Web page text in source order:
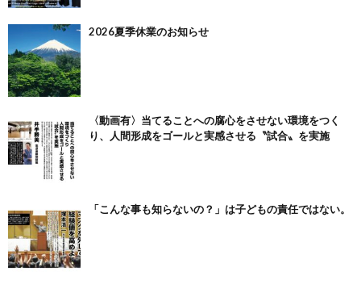
2026夏季休業のお知らせ
〈動画有〉当てることへの腐心をさせない環境をつく
り、人間形成をゴールと実感させる〝試合〟を実施
「こんな事も知らないの？」は子どもの責任ではない。